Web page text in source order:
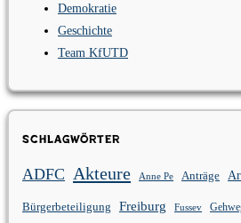
Demokratie
Geschichte
Team KfUTD
Schlagwörter
ADFC Akteure Anne Pe Anträge
Bürgerbeteiligung Freiburg Fussev